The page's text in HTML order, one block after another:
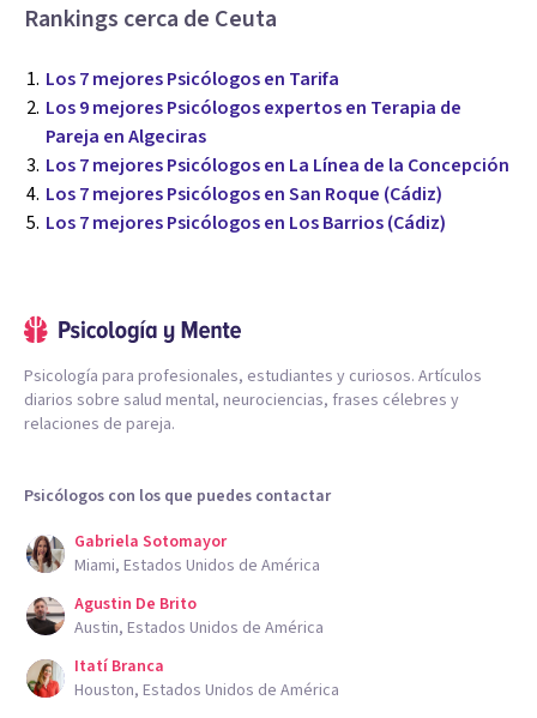
Rankings cerca de Ceuta
Los 7 mejores Psicólogos en Tarifa
Los 9 mejores Psicólogos expertos en Terapia de
Pareja en Algeciras
Los 7 mejores Psicólogos en La Línea de la Concepción
Los 7 mejores Psicólogos en San Roque (Cádiz)
Los 7 mejores Psicólogos en Los Barrios (Cádiz)
Psicología para profesionales, estudiantes y curiosos. Artículos
diarios sobre salud mental, neurociencias, frases célebres y
relaciones de pareja.
Psicólogos con los que puedes contactar
Gabriela Sotomayor
Miami, Estados Unidos de América
Agustin De Brito
Austin, Estados Unidos de América
Itatí Branca
Houston, Estados Unidos de América